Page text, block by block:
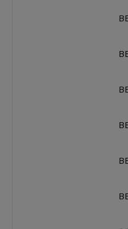
BEWIT
BEWIT
BEWIT
BEWIT